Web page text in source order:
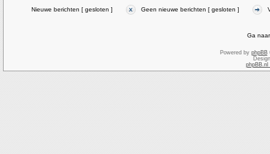
Nieuwe berichten [ gesloten ] Geen nieuwe berichten [ gesloten ]
Ga
Powered by phpBB
phpBB.nl